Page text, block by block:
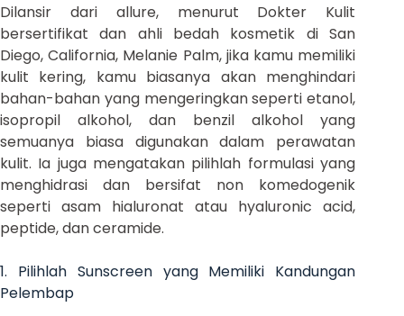
Dilansir dari allure, menurut Dokter Kulit
bersertifikat dan ahli bedah kosmetik di San
Diego, California, Melanie Palm, jika kamu memiliki
kulit kering, kamu biasanya akan menghindari
bahan-bahan yang mengeringkan seperti etanol,
isopropil alkohol, dan benzil alkohol yang
semuanya biasa digunakan dalam perawatan
kulit. Ia juga mengatakan pilihlah formulasi yang
menghidrasi dan bersifat non komedogenik
seperti asam hialuronat atau hyaluronic acid,
peptide, dan ceramide.
1. Pilihlah Sunscreen yang Memiliki Kandungan
Pelembap